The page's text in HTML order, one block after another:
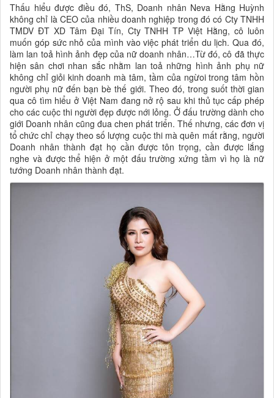
Thấu hiểu được điều đó, ThS, Doanh nhân Neva Hằng Huỳnh
không chỉ là CEO của nhiều doanh nghiệp trong đó có Cty TNHH
TMDV ĐT XD Tâm Đại Tín, Cty TNHH TP Việt Hằng, cô luôn
muốn góp sức nhỏ của mình vào việc phát triển du lịch. Qua đó,
làm lan toả hình ảnh đẹp của nữ doanh nhân…Từ đó, cô đã thực
hiện sân chơi nhan sắc nhằm lan toả những hình ảnh phụ nữ
không chỉ giỏi kinh doanh mà tâm, tầm của ngừoi trong tâm hồn
người phụ nữ đến bạn bè thế giới. Theo đó, trong suốt thời gian
qua cô tìm hiểu ở Việt Nam đang nở rộ sau khi thủ tục cấp phép
cho các cuộc thi người đẹp được nới lỏng. Ở đấu trường dành cho
giới Doanh nhân cũng đua chen phát triển. Thế nhưng, các đơn vị
tổ chức chỉ chạy theo số lượng cuộc thi mà quên mất rằng, người
Doanh nhân thành đạt họ cần được tôn trọng, cần được lắng
nghe và được thể hiện ở một đấu trường xứng tầm vì họ là nữ
tướng Doanh nhân thành đạt.